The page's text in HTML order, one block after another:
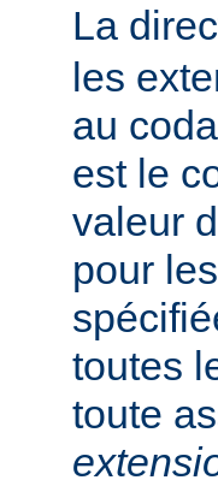
La
les
au
est le
valeur
pour
toutes
toute